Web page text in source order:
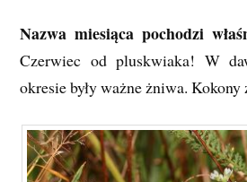
Nazwa miesiąca pochodzi
Czerwiec od pluskwiaka! W
okresie były ważne żniwa. Kokony